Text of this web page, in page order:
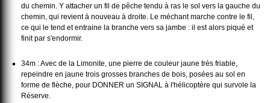
du chemin. Y attacher un fil de pêche tendu à ras le sol vers la gauche du
chemin, qui revient à nouveau à droite. Le méchant marche contre le fil,
ce qui le tend et entraine la branche vers sa jambe : il est alors piqué et
finit par s'endormir.
34m : Avec de la Limonite, une pierre de couleur jaune très friable,
repeindre en jaune trois grosses branches de bois, posées au sol en
forme de flèche, pour DONNER un SIGNAL à l'hélicoptère qui survole la
Réserve.